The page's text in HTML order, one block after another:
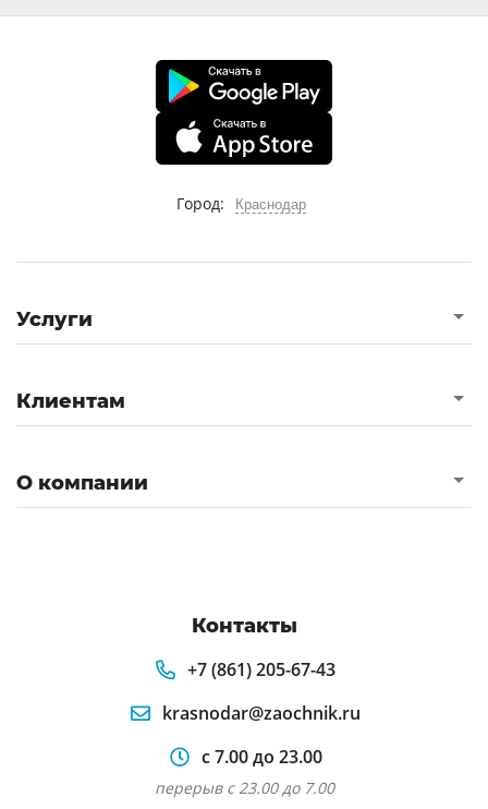
Город: Краснодар
Услуги
Клиентам
О компании
Контакты
+7 (861) 205-67-43
krasnodar@zaochnik.ru
с 7.00 до 23.00
перерыв с 23.00 до 7.00